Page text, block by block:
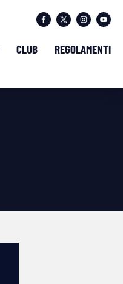
CLUB REGOLAMENTI